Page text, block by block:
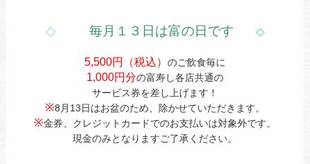
◇ 毎月１３日は富の日です ◇
5,500円（税込） のご飲食毎に
1,000円分の富寿し各店共通の
サービス券を差し上げます！
※8月13日はお盆のため、除かせていただきます。
※金券、クレジットカードでのお支払いは対象外です。
現金のみとなりますご了承ください。